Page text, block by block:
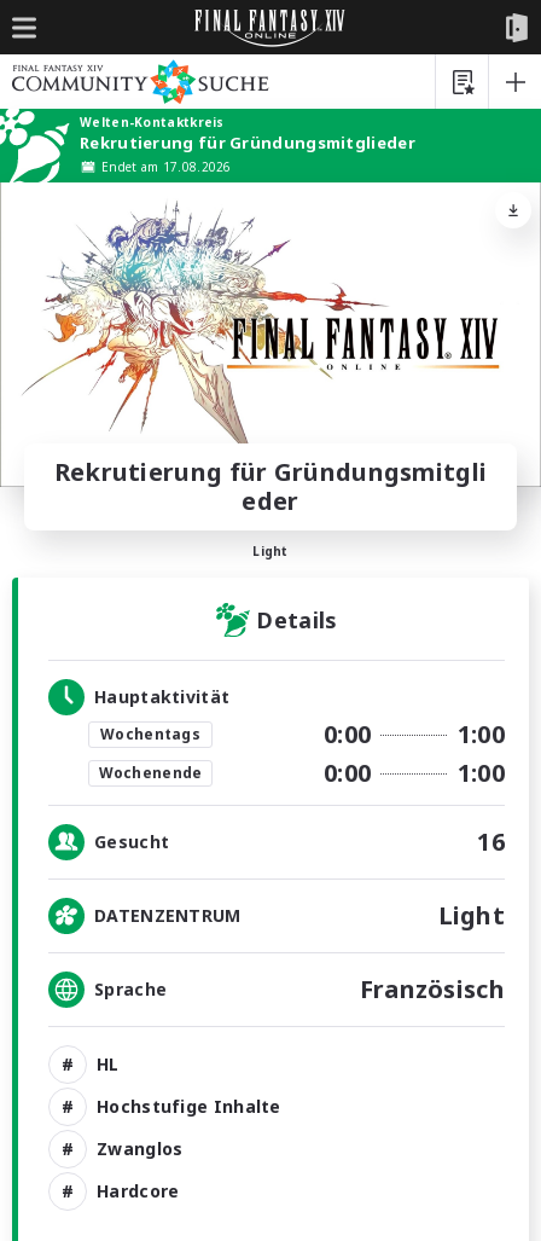
Welten-Kontaktkreis
Rekrutierung für Gründungsmitglieder
Endet am 17.08.2026
Rekrutierung für Gründungsmitgli
eder
Light
Details
Hauptaktivität
Wochentags 0:00 1:00
Wochenende 0:00 1:00
Gesucht 16
DATENZENTRUM Light
Sprache Französisch
HL
Hochstufige Inhalte
Zwanglos
Hardcore